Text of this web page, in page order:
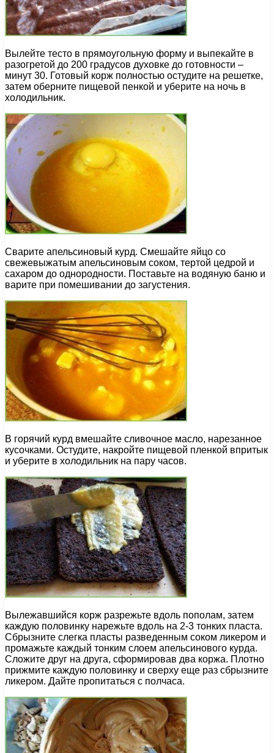
Вылейте тесто в прямоугольную форму и выпекайте в
разогретой до 200 градусов духовке до готовности –
минут 30. Готовый корж полностью остудите на решетке,
затем оберните пищевой пенкой и уберите на ночь в
холодильник.
Сварите апельсиновый курд. Смешайте яйцо со
свежевыжатым апельсиновым соком, тертой цедрой и
сахаром до однородности. Поставьте на водяную баню и
варите при помешивании до загустения.
В горячий курд вмешайте сливочное масло, нарезанное
кусочками. Остудите, накройте пищевой пленкой впритык
и уберите в холодильник на пару часов.
Вылежавшийся корж разрежьте вдоль пополам, затем
каждую половинку нарежьте вдоль на 2-3 тонких пласта.
Сбрызните слегка пласты разведенным соком ликером и
промажьте каждый тонким слоем апельсинового курда.
Сложите друг на друга, сформировав два коржа. Плотно
прижмите каждую половинку и сверху еще раз сбрызните
ликером. Дайте пропитаться с полчаса.